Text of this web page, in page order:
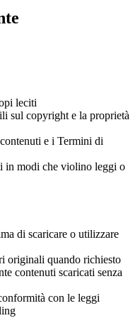
leciti
sul copyright e la proprietà
e i Termini di
in modi che violino leggi o
di scaricare o utilizzare
originali quando richiesto
contenuti scaricati senza
con le leggi